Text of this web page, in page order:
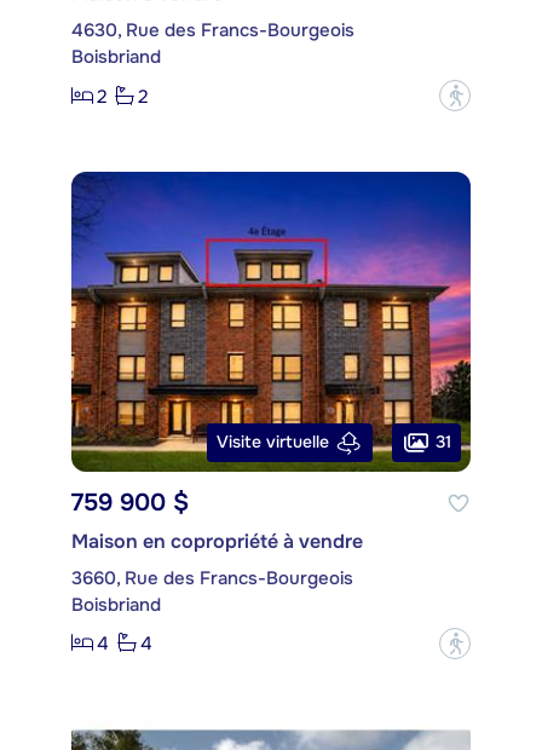
4630, Rue des Francs-Bourgeois
Boisbriand
2
2 ?
Visite virtuelle 31
759 900 $
Maison en copropriété à vendre
3660, Rue des Francs-Bourgeois
Boisbriand
4
4 ?